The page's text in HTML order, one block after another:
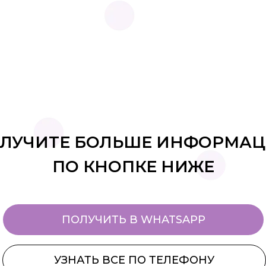
БОЛЬШЕ
ПО КНОПКЕ НИЖЕ
ПОЛУЧИТЬ В WHATSAPP
УЗНАТЬ ВСЕ ПО ТЕЛЕФОНУ